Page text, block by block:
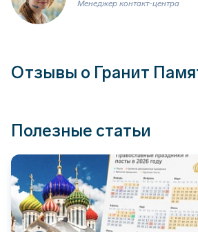
Менеджер контакт-центра
Отзывы о Гранит
Полезные статьи